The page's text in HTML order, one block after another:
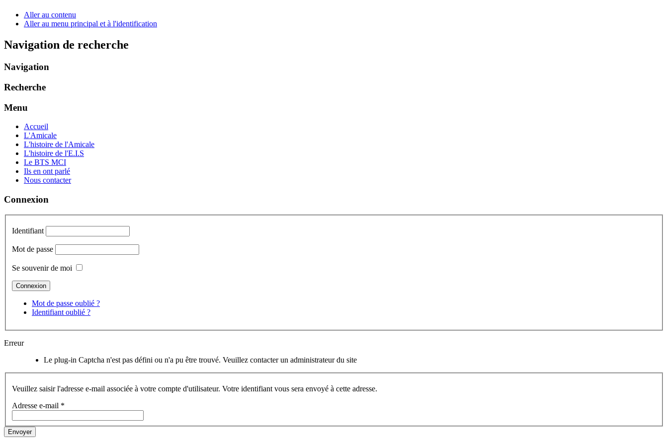
Aller au contenu
Aller au menu principal et à l'identification
Navigation de recherche
Navigation
Recherche
Menu
Accueil
L'Amicale
L'histoire de l'Amicale
L'histoire de l'E.I.S
Le BTS MCI
Ils en ont parlé
Nous contacter
Connexion
Identifiant
Mot de passe
Se souvenir de moi
Mot de passe oublié ?
Identifiant oublié ?
Erreur
Le plug-in Captcha n'est pas défini ou n'a pu être trouvé. Veuillez contacter un administrateur du site
Veuillez saisir l'adresse e-mail associée à votre compte d'utilisateur. Votre identifiant vous sera envoyé à cette adresse.
Adresse e-mail *
Envoyer